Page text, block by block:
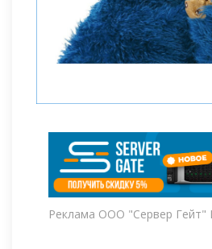
Реклама ООО "Сервер Гейт"